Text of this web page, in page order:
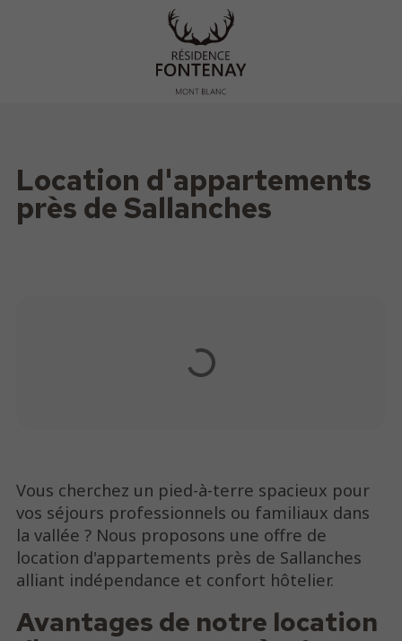
Location d'appartements
près de Sallanches
Vous cherchez un pied-à-terre spacieux pour
vos séjours professionnels ou familiaux dans
la vallée ? Nous proposons une offre de
location d'appartements près de Sallanches
alliant indépendance et confort hôtelier.
Avantages de notre location